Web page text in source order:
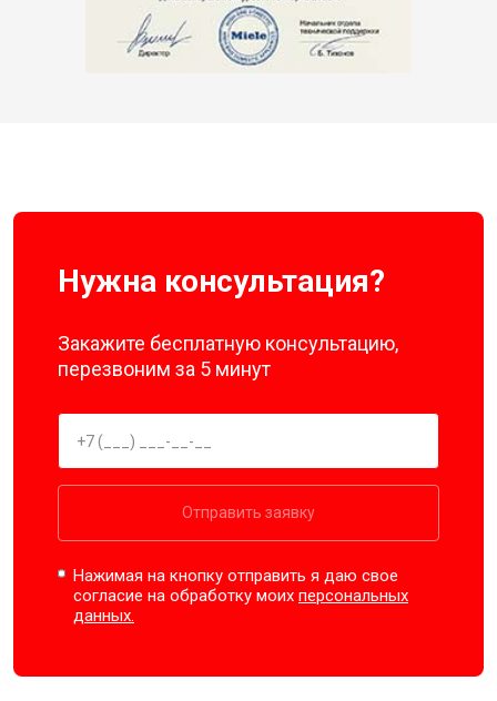
Нужна консультация?
Закажите бесплатную консультацию,
перезвоним за 5 минут
Отправить заявку
Нажимая на кнопку отправить я даю свое
согласие на обработку моихперсональных
данных.